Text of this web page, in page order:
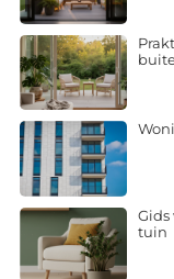
tuin